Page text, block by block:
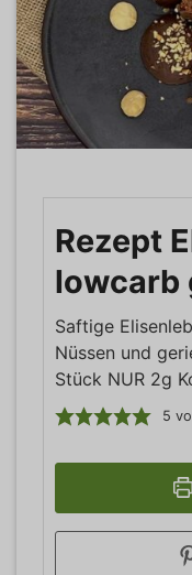
Rezept
lowcarb
Saftige
Nüssen und
Stück NUR 2g
5